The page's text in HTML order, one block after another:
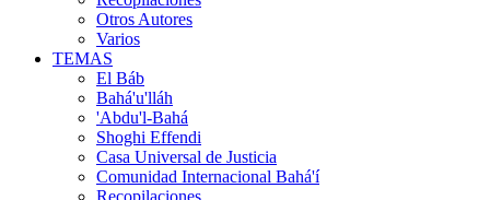
Otros Autores
Varios
TEMAS
El Báb
Bahá'u'lláh
'Abdu'l-Bahá
Shoghi Effendi
Casa Universal de Justicia
Comunidad Internacional Bahá'í
Recopilaciones